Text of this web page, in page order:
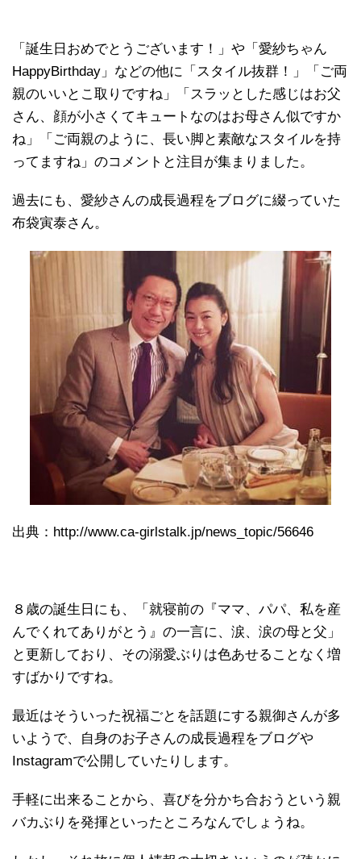
「誕生日おめでとうございます！」や「愛紗ちゃん
HappyBirthday」などの他に「スタイル抜群！」「ご両
親のいいとこ取りですね」「スラッとした感じはお父
さん、顔が小さくてキュートなのはお母さん似ですか
ね」「ご両親のように、長い脚と素敵なスタイルを持
ってますね」のコメントと注目が集まりました。
過去にも、愛紗さんの成長過程をブログに綴っていた
布袋寅泰さん。
出典：http://www.ca-girlstalk.jp/news_topic/56646
８歳の誕生日にも、「就寝前の『ママ、パパ、私を産
んでくれてありがとう』の一言に、涙、涙の母と父」
と更新しており、その溺愛ぶりは色あせることなく増
すばかりですね。
最近はそういった祝福ごとを話題にする親御さんが多
いようで、自身のお子さんの成長過程をブログや
Instagramで公開していたりします。
手軽に出来ることから、喜びを分かち合おうという親
バカぶりを発揮といったところなんでしょうね。